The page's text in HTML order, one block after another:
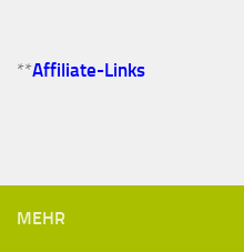
**Affiliate-Links
MEHR